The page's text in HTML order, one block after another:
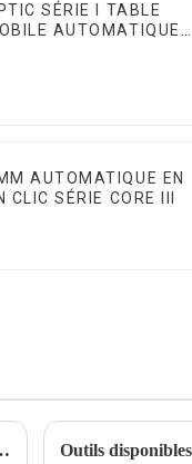
SÉRIE I TABLE
AUTOMATIQUE
AUTOMATIQUE EN
CLIC SÉRIE CORE III
du CMM sur la numérisation ? Outils